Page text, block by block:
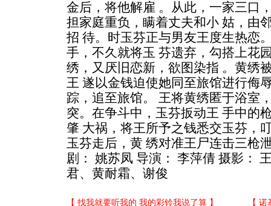
金后，将他解雇 。从此，一家三口
担家庭重负，瞒着丈夫和小 姑，由
招 待。时玉芬正与男友王度生热恋
手，不久就将玉 芬遗弃，勾搭上花
绣，又厌旧恋新，欲图染指 。黄绣
王 遂以金钱迫使她同至旅馆进行侮
踪，追至旅馆。 王将黄绣匿于浴室
突。在争斗中，玉芬扳动王 手中的
肇 大祸，将王所予之钱悉交玉芬，
玉芬走后，黄 绣对准王尸连击三枪
剧： 姚苏凤 导演： 李萍倩 摄影：
君、黄耐霜、谢俊